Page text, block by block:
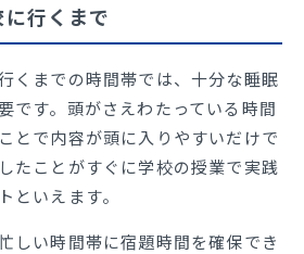
行くまで
くまでの時間帯では、十分な睡眠
です。頭がさえわたっている時間
とで内容が頭に入りやすいだけで
たことがすぐに学校の授業で実践
といえます。
しい時間帯に宿題時間を確保でき